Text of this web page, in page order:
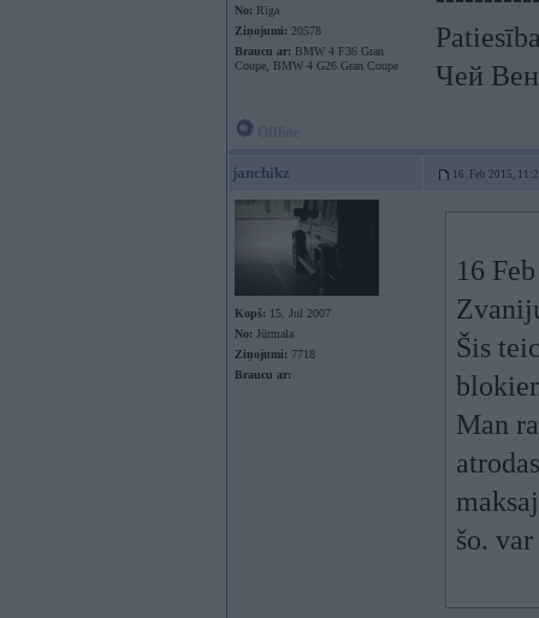
No: Rīga
Ziņojumi: 20578
Braucu ar: BMW 4 F36 Gran
Coupe, BMW 4 G26 Gran Coupe
Чей
janchikz 16. Feb 2015,
Kopš: 15. Jul 2007
No: Jūrmala
Ziņojumi: 7718
Braucu ar:
16
Šis
Man
šo.